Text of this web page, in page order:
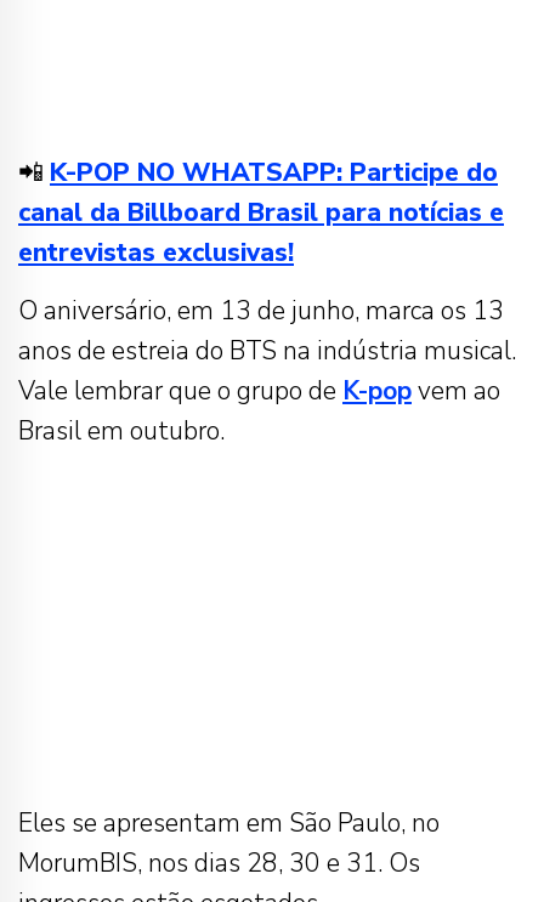
📲 K-POP NO WHATSAPP: Participe do
canal da Billboard Brasil para notícias e
entrevistas exclusivas!
O aniversário, em 13 de junho, marca os 13
anos de estreia do BTS na indústria musical.
Vale lembrar que o grupo de K-popvem ao
Brasil em outubro.
Eles se apresentam em São Paulo, no
MorumBIS, nos dias 28, 30 e 31. Os